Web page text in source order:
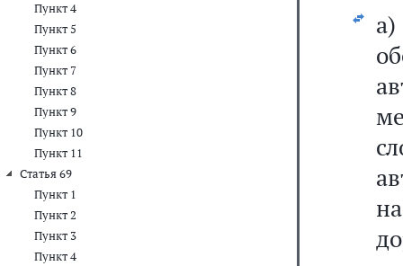
Пункт 4
Пункт 5
Пункт 6
Пункт 7
Пункт 8
Пункт 9
Пункт 10
Пункт 11
Статья 69
Пункт 1
Пункт 2
Пункт 3
Пункт 4